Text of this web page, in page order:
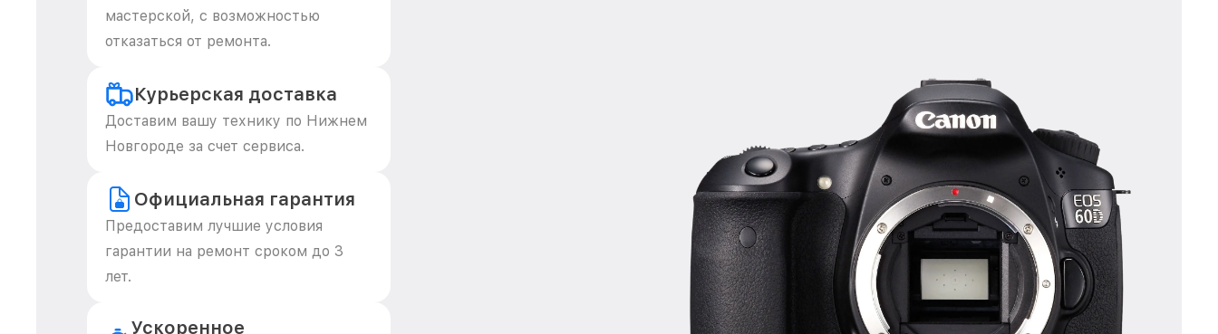
мастерской, с возможностью
отказаться от ремонта.
Курьерская доставка
Доставим вашу технику по Нижнем
Новгороде за счет сервиса.
Официальная гарантия
Предоставим лучшие условия
гарантии на ремонт сроком до 3
лет.
Ускоренное